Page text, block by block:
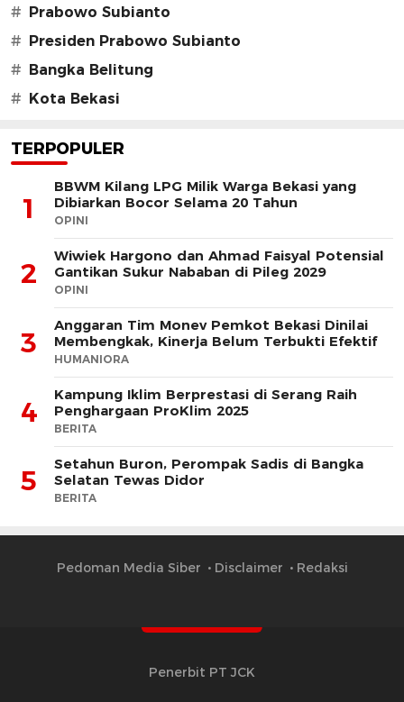
# Prabowo Subianto
# Presiden Prabowo Subianto
# Bangka Belitung
# Kota Bekasi
TERPOPULER
1
BBWM Kilang LPG Milik Warga Bekasi yang
Dibiarkan Bocor Selama 20 Tahun
OPINI
2
Wiwiek Hargono dan Ahmad Faisyal Potensial
Gantikan Sukur Nababan di Pileg 2029
OPINI
3
Anggaran Tim Monev Pemkot Bekasi Dinilai
Membengkak, Kinerja Belum Terbukti Efektif
HUMANIORA
4
Kampung Iklim Berprestasi di Serang Raih
Penghargaan ProKlim 2025
BERITA
5
Setahun Buron, Perompak Sadis di Bangka
Selatan Tewas Didor
BERITA
Pedoman Media Siber Disclaimer Redaksi
Penerbit PT JCK